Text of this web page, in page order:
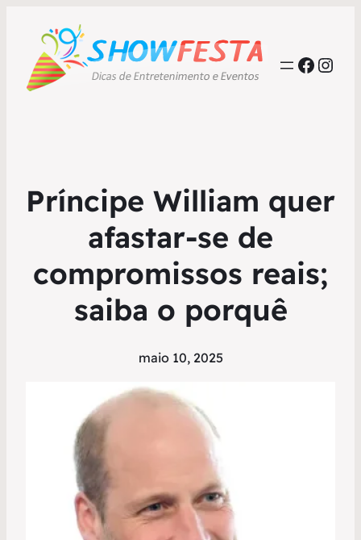
Príncipe William quer
afastar-se de
compromissos reais;
saiba o porquê
maio 10, 2025